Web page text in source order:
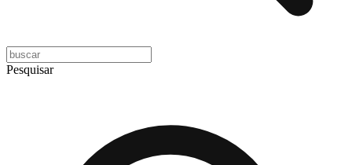
Pesquisar